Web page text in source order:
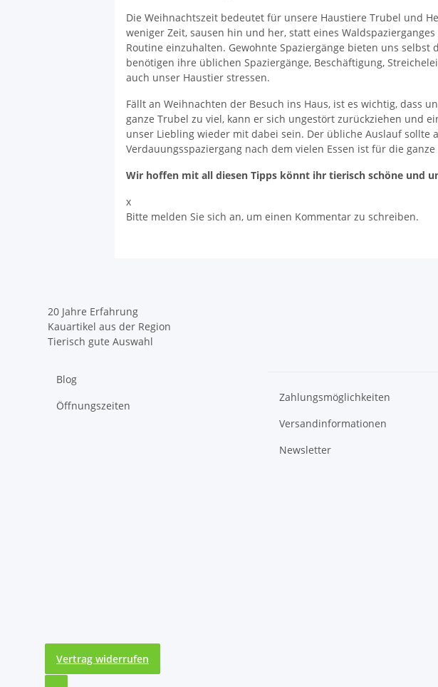
Die Weihnachtszeit bedeutet für unsere Haustiere Trubel und
weniger Zeit, sausen hin und her, statt eines
Routine einzuhalten. Gewohnte Spaziergänge bieten uns
benötigen ihre üblichen Spaziergänge, Beschäftigung,
auch unser Haustier stressen.
Fällt an Weihnachten der Besuch ins Haus, ist es wichtig, dass
ganze Trubel zu viel, kann er sich ungestört zurückziehen und
unser Liebling wieder mit dabei sein. Der übliche Auslauf sollte
Verdauungsspaziergang nach dem vielen Essen ist für die
Wir hoffen mit all diesen Tipps könnt ihr tierisch schöne und
x
Bitte melden Sie sich an, um einen Kommentar zu schreiben.
20 Jahre Erfahrung
Kauartikel aus der Region
Tierisch gute Auswahl
Blog
Öffnungszeiten
Zahlungsmöglichkeiten
Versandinformationen
Newsletter
Vertrag widerrufen